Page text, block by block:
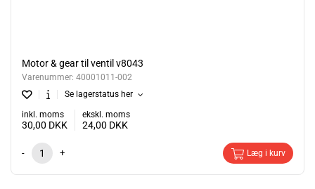
Motor & gear til ventil v8043
Varenummer: 40001011-002
Se lagerstatus her
inkl. moms
30,00 DKK
ekskl. moms
24,00 DKK
- + Læg i kurv